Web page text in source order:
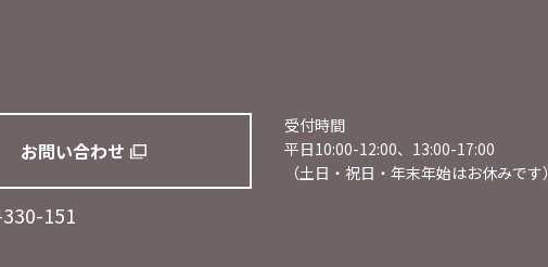
お問い合わせ
151
受付時間
平日10:00-12:00、13:00-17:00
（土日・祝日・年末年始はお休みです）